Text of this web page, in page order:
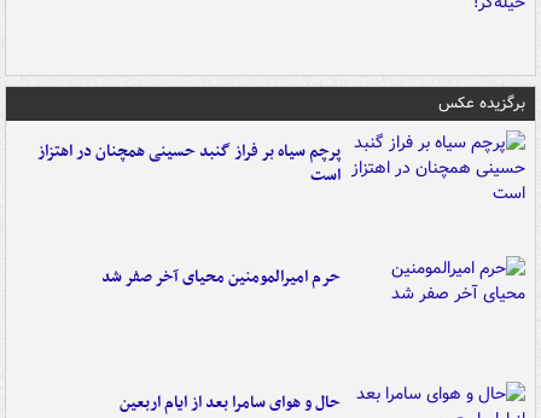
برگزیده عکس
پرچم سیاه بر فراز گنبد حسینی همچنان در اهتزاز
است
حرم امیرالمومنین محیای آخر صفر شد
حال و هوای سامرا بعد از ایام اربعین